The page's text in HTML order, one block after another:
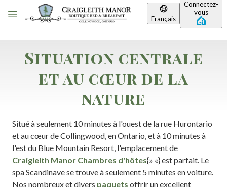
Passer au contenu principal
Français
Connectez-
vous
Situation centrale
et au cœur de la
nature
Situé à seulement 10 minutes à l'ouest de la rue Hurontario
et au cœur de Collingwood, en Ontario, et à 10 minutes à
l'est du Blue Mountain Resort, l'emplacement de
Craigleith Manor Chambres d'hôtes{» «} est parfait. Le
spa Scandinave se trouve à seulement 5 minutes en voiture.
Nos nombreux et divers paquets offrir un excellent